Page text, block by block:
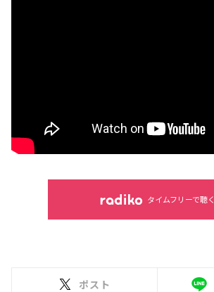
タイムフリーで聴く
ポスト